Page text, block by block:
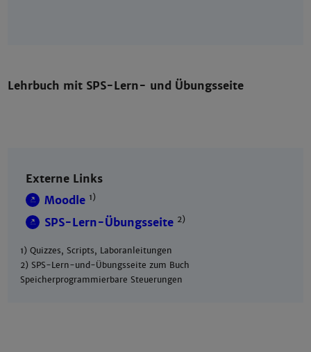
Lehrbuch mit SPS-Lern- und Übungsseite
Externe Links
Moodle 1)
SPS-Lern-Übungsseite 2)
1) Quizzes, Scripts, Laboranleitungen
2) SPS-Lern-und-Übungsseite zum Buch
Speicherprogrammierbare Steuerungen